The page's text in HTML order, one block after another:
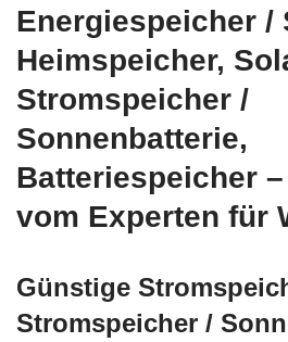
Energiespeicher /
Heimspeicher,
Stromspeicher /
Sonnenbatterie,
Batteriespeicher
vom Experten für
Günstige
Stromspeicher /